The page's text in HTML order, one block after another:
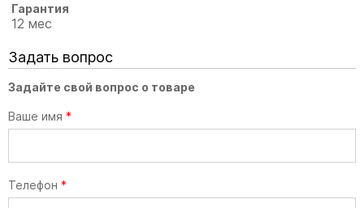
Гарантия
12 мес
Задать вопрос
Задайте свой вопрос о товаре
Ваше имя *
Телефон *